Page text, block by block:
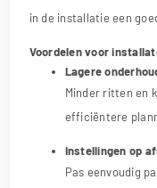
in de installatie een
Voordelen voor
Lagere
Minder ritten en
efficiëntere
Instellingen op
Pas eenvoudig